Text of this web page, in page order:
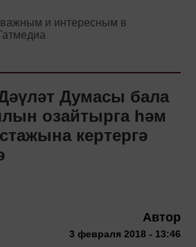
и интересным в
Думасы бала
озайтырга һәм
кертергә
Автор
3 февраля 2018 - 13:46